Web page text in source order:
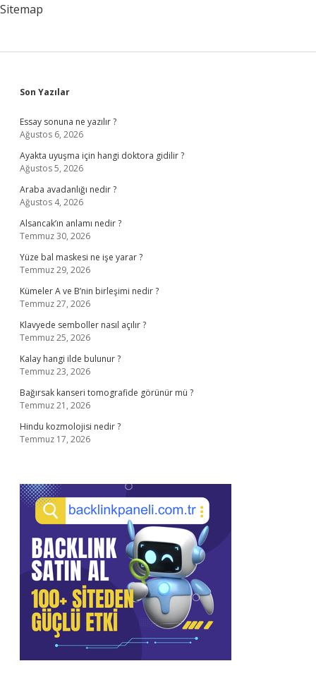
Sitemap
Sidebar
Son Yazılar
Essay sonuna ne yazılır ?
Ağustos 6, 2026
Ayakta uyuşma için hangi doktora gidilir ?
Ağustos 5, 2026
Araba avadanlığı nedir ?
Ağustos 4, 2026
Alsancak’ın anlamı nedir ?
Temmuz 30, 2026
Yüze bal maskesi ne işe yarar ?
Temmuz 29, 2026
Kümeler A ve B’nin birleşimi nedir ?
Temmuz 27, 2026
Klavyede semboller nasıl açılır ?
Temmuz 25, 2026
Kalay hangi ilde bulunur ?
Temmuz 23, 2026
Bağırsak kanseri tomografide görünür mü ?
Temmuz 21, 2026
Hindu kozmolojisi nedir ?
Temmuz 17, 2026